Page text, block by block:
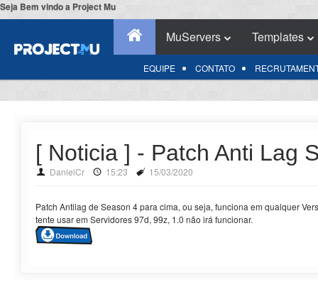
Seja Bem vindo a Project Mu
MuServers Templates
EQUIPE CONTATO
[ Noticia ] - Patch Anti Lag
DanielCr 15:23 15/03/2020
Patch Antilag de Season 4 para cima, ou seja, funciona em qualquer
tente usar em Servidores 97d, 99z, 1.0 não irá funcionar.